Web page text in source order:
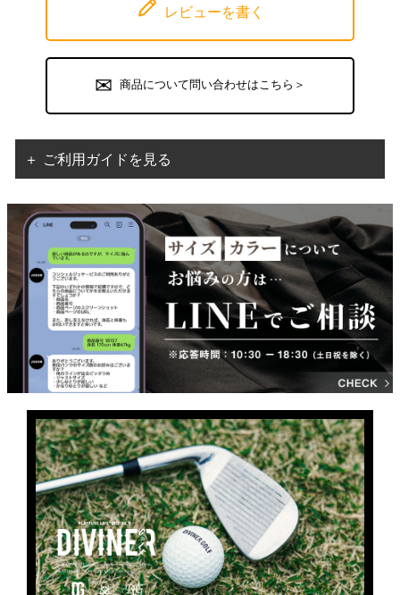
レビューを書く
商品について問い合わせはこちら＞
＋ ご利用ガイドを見る